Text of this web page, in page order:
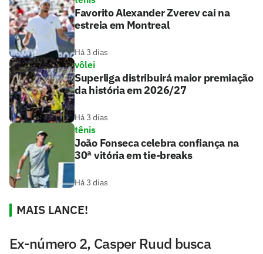
Favorito Alexander Zverev cai na
estreia em Montreal
Há 3 dias
vôlei
Superliga distribuirá maior premiação
da história em 2026/27
Há 3 dias
tênis
João Fonseca celebra confiança na
30ª vitória em tie-breaks
Há 3 dias
MAIS LANCE!
Ex-número 2, Casper Ruud busca